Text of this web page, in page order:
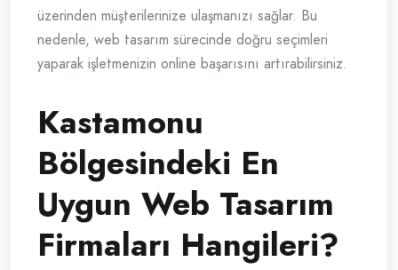
üzerinden müşterilerinize ulaşmanızı sağlar. Bu
nedenle, web tasarım sürecinde doğru seçimleri
yaparak işletmenizin online başarısını artırabilirsiniz.
Kastamonu
Bölgesindeki En
Uygun Web Tasarım
Firmaları Hangileri?